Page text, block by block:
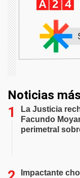
Noticias
La Justicia
Facundo
perimetral
Impactante